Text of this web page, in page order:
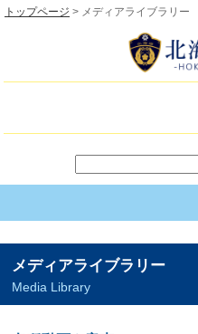
トップページ > メディアライブラリー
メディアライブラリー
Media Library